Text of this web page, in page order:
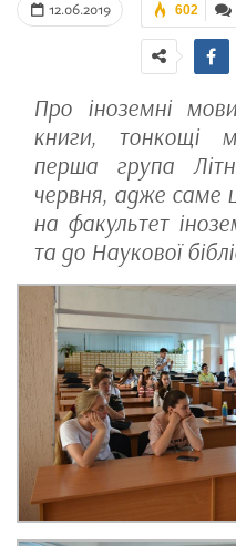
12.06.2019 602
Про іноземні
книги, тонкощі
перша група
червня, адже саме
на факультет
та до Наукової